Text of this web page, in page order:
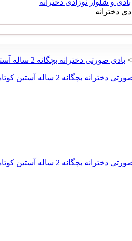
بادی و شلوار نوزادی دخترانه
> بادی صورتی دخترانه بچگانه 2 ساله آستین کوتاه کارترز